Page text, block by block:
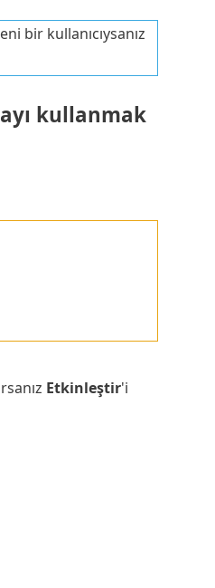
bir kullanıcıysanız
kullanmak
Etkinleştir'i